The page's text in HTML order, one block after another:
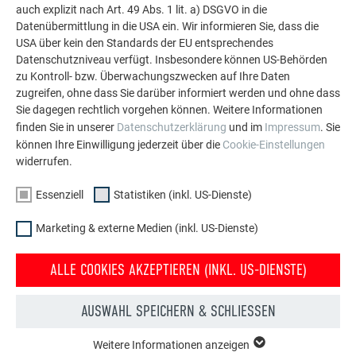
MEHR REFERENZEN ANSEHEN
Kostenlos PREFA Prospekte bestellen
auch explizit nach Art. 49 Abs. 1 lit. a) DSGVO in die
Datenübermittlung in die USA ein. Wir informieren Sie, dass die
USA über kein den Standards der EU entsprechendes
Datenschutzniveau verfügt. Insbesondere können US-Behörden
zu Kontroll- bzw. Überwachungszwecken auf Ihre Daten
zugreifen, ohne dass Sie darüber informiert werden und ohne dass
Sie dagegen rechtlich vorgehen können. Weitere Informationen
finden Sie in unserer Datenschutzerklärung und im Impressum. Sie
können Ihre Einwilligung jederzeit über die Cookie-Einstellungen
widerrufen.
Essenziell Statistiken (inkl. US-Dienste)
Marketing & externe Medien (inkl. US-Dienste)
ALLE COOKIES AKZEPTIEREN (INKL. US-DIENSTE)
AUSWAHL SPEICHERN & SCHLIESSEN
Weitere Informationen anzeigen